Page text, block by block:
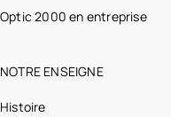
Optic 2000 en entreprise
NOTRE ENSEIGNE
Histoire